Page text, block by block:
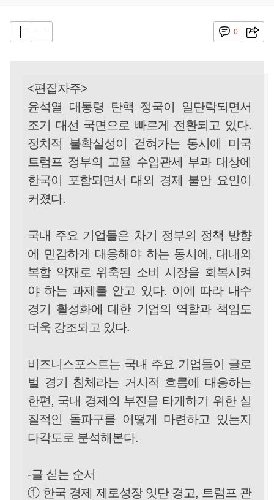
0
<편집자주>
윤석열 대통령 탄핵 정국이 일단락되면서
조기 대선 국면으로 빠르게 전환되고 있다.
정치적 불확실성이 걷혀가는 동시에 미국
트럼프 정부의 고율 수입관세 부과 대상에
한국이 포함되면서 대외 경제 불안 요인이
커졌다.
국내 주요 기업들은 차기 정부의 정책 방향
에 민감하게 대응해야 하는 동시에, 대내외
복합 악재로 위축된 소비 시장을 회복시켜
야 하는 과제를 안고 있다. 이에 따라 내수
경기 활성화에 대한 기업의 역할과 책임도
더욱 강조되고 있다.
비즈니스포스트는 국내 주요 기업들이 글로
벌 경기 침체라는 거시적 흐름에 대응하는
한편, 국내 경제의 부진을 타개하기 위한 실
질적인 돌파구를 어떻게 마련하고 있는지
다각도로 분석해본다.
-글 싣는 순서
① 한국 경제 제로성장 잇단 경고, 트럼프 관